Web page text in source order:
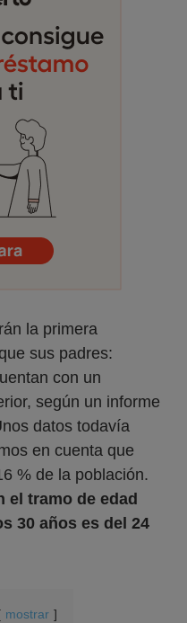
la primera
sus padres:
con un
según un informe
datos todavía
en cuenta que
% de la población.
el tramo de edad
30 años es del 24
mostrar